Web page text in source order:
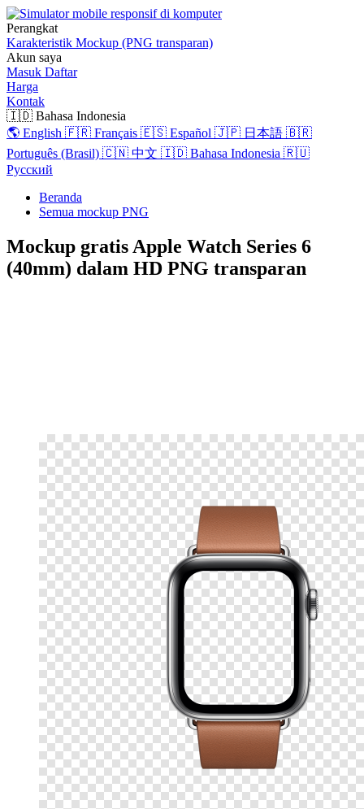
Perangkat
Karakteristik Mockup (PNG transparan)
Akun saya
Masuk Daftar
Harga
Kontak
🇮🇩 Bahasa Indonesia
🌎 English 🇫🇷 Français 🇪🇸 Español 🇯🇵 日本語 🇧🇷
Português (Brasil) 🇨🇳 中文 🇮🇩 Bahasa Indonesia 🇷🇺
Русский
Beranda
Semua mockup PNG
Mockup gratis Apple Watch Series 6
(40mm) dalam HD PNG transparan